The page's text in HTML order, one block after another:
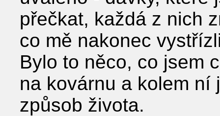
přečkat, každá z nich
co mě nakonec
Bylo to něco, co jsem
na kovárnu a kolem ní
způsob života.